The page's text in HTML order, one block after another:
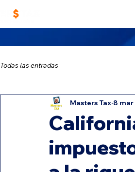
Todas las entradas
Masters Tax 8